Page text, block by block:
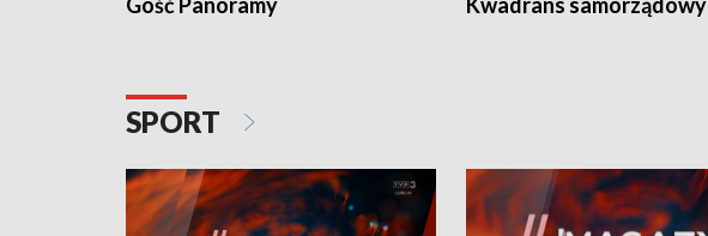
SPORT